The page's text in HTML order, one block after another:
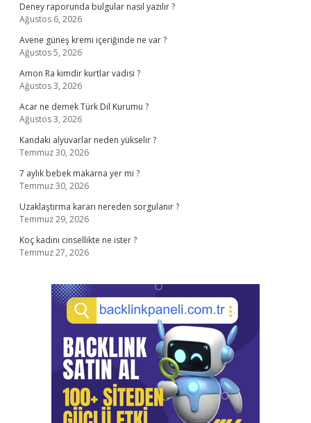
Deney raporunda bulgular nasıl yazılır ?
Ağustos 6, 2026
Avene güneş kremi içeriğinde ne var ?
Ağustos 5, 2026
Amon Ra kimdir kurtlar vadisi ?
Ağustos 3, 2026
Acar ne demek Türk Dil Kurumu ?
Ağustos 3, 2026
Kandaki alyuvarlar neden yükselir ?
Temmuz 30, 2026
7 aylık bebek makarna yer mi ?
Temmuz 30, 2026
Uzaklaştırma kararı nereden sorgulanır ?
Temmuz 29, 2026
Koç kadını cinsellikte ne ister ?
Temmuz 27, 2026